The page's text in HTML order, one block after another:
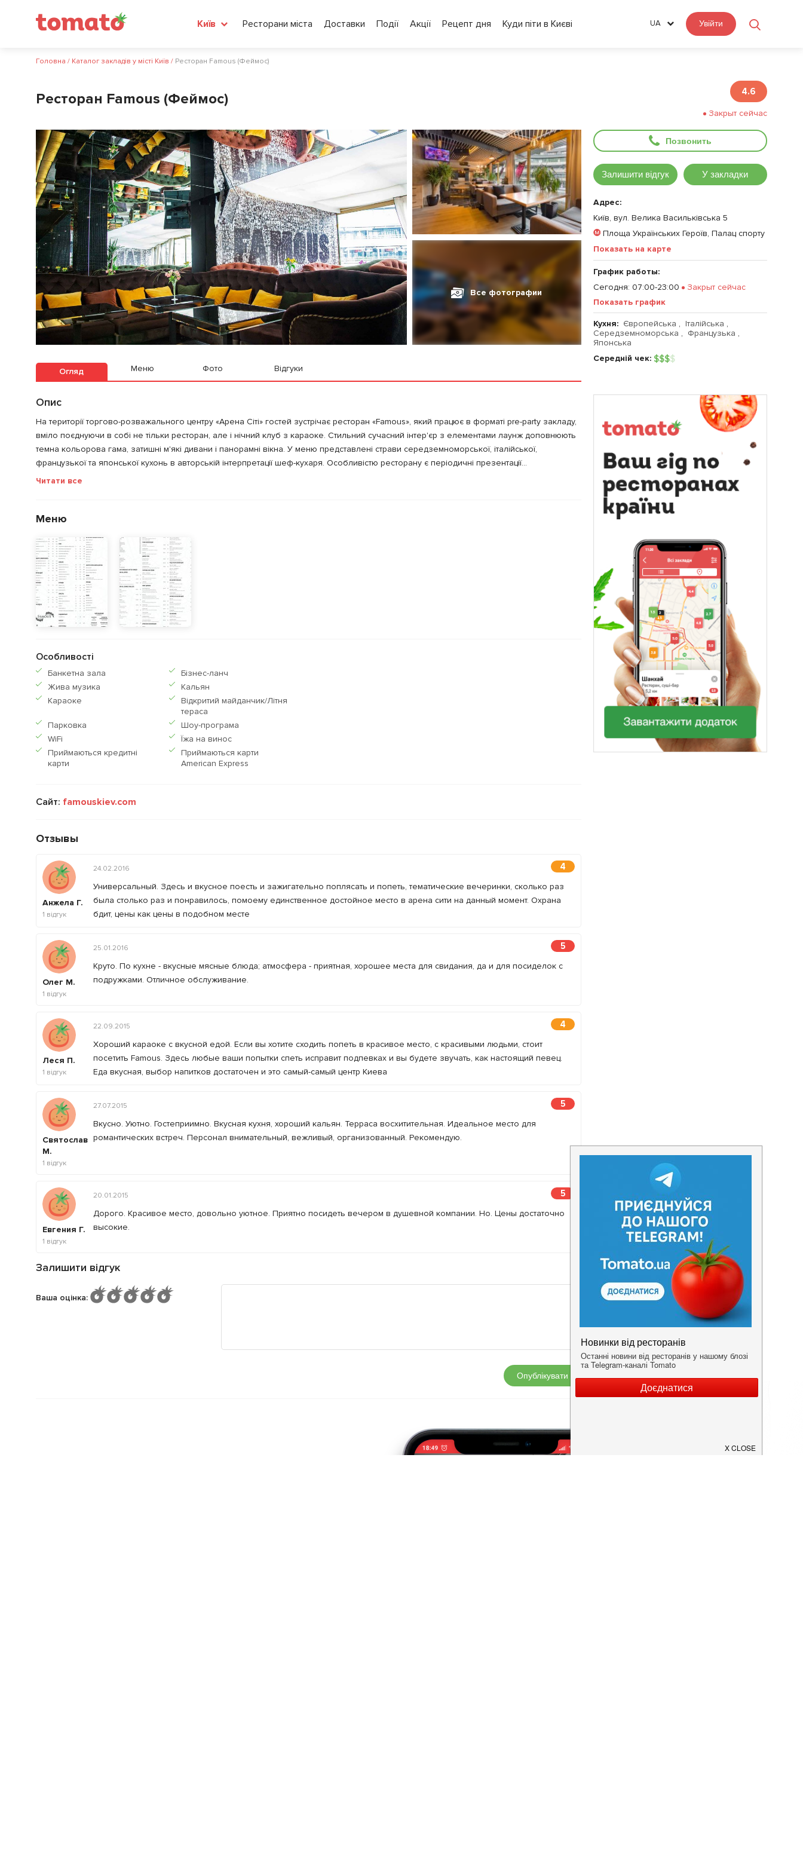
Київ Ресторани міста Доставки Події Акції Рецепт дня Куди піти в Києві UA Увійти
Головна / Каталог закладів у місті Київ / Ресторан Famous (Феймос)
Ресторан Famous (Феймос) 4.6
Закрыт сейчас
Позвонить
Залишити відгук У закладки
Адрес:
Київ, вул. Велика Васильківська 5
Площа Українських Героїв, Палац спорту
Показать на карте
График работы:
Сегодня: 07:00-23:00
Закрыт сейчас
Показать график
Кухня: Європейська , Італійська ,
Середземноморська , Французька ,
Японська
Середній чек: $$$$
Все фотографии
Огляд Меню Фото Відгуки
Опис
На території торгово-розважального центру «Арена Сіті» гостей зустрічає ресторан «Famous», який працює в форматі pre-party закладу,
вміло поєднуючи в собі не тільки ресторан, але і нічний клуб з караоке. Стильний сучасний інтер'єр з елементами лаунж доповнюють
темна кольорова гама, затишні м'які дивани і панорамні вікна. У меню представлені страви середземноморської, італійської,
французької та японської кухонь в авторській інтерпретації шеф-кухаря. Особливістю ресторану є періодичні презентації...
Читати все
Меню
Особливості
Банкетна зала
Бiзнес-ланч
Жива музика
Кальян
Караоке
Відкритий майданчик/Літня
тераса
Парковка
Шоу-програма
WiFi
Їжа на винос
Приймаються кредитнi
карти
Приймаються карти
American Express
Сайт: famouskiev.com
Отзывы
Анжела Г.
1 відгук
4
24.02.2016
Универсальный. Здесь и вкусное поесть и зажигательно поплясать и попеть, тематические вечеринки, сколько раз
была столько раз и понравилось, помоему единственное достойное место в арена сити на данный момент. Охрана
бдит, цены как цены в подобном месте
Олег М.
1 відгук
5
25.01.2016
Круто. По кухне - вкусные мясные блюда; атмосфера - приятная, хорошее места для свидания, да и для посиделок с
подружками. Отличное обслуживание.
Леся П.
1 відгук
4
22.09.2015
Хороший караоке с вкусной едой. Если вы хотите сходить попеть в красивое место, с красивыми людьми, стоит
посетить Famous. Здесь любые ваши попытки спеть исправит подпевках и вы будете звучать, как настоящий певец.
Еда вкусная, выбор напитков достаточен и это самый-самый центр Киева
Святослав
М.
1 відгук
5
27.07.2015
Вкусно. Уютно. Гостеприимно. Вкусная кухня, хороший кальян. Терраса восхитительная. Идеальное место для
романтических встреч. Персонал внимательный, вежливый, организованный. Рекомендую.
Евгения Г.
1 відгук
5
20.01.2015
Дорого. Красивое место, довольно уютное. Приятно посидеть вечером в душевной компании. Но. Цены достаточно
высокие.
Залишити відгук
Ваша оцінка:
Опублікувати